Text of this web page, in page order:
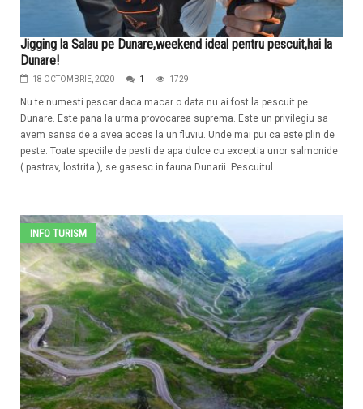
Jigging la Salau pe Dunare,weekend ideal pentru pescuit,hai la
Dunare!
18 OCTOMBRIE, 2020 1 1729
Nu te numesti pescar daca macar o data nu ai fost la pescuit pe
Dunare. Este pana la urma provocarea suprema. Este un privilegiu sa
avem sansa de a avea acces la un fluviu. Unde mai pui ca este plin de
peste. Toate speciile de pesti de apa dulce cu exceptia unor salmonide
( pastrav, lostrita ), se gasesc in fauna Dunarii. Pescuitul
INFO TURISM